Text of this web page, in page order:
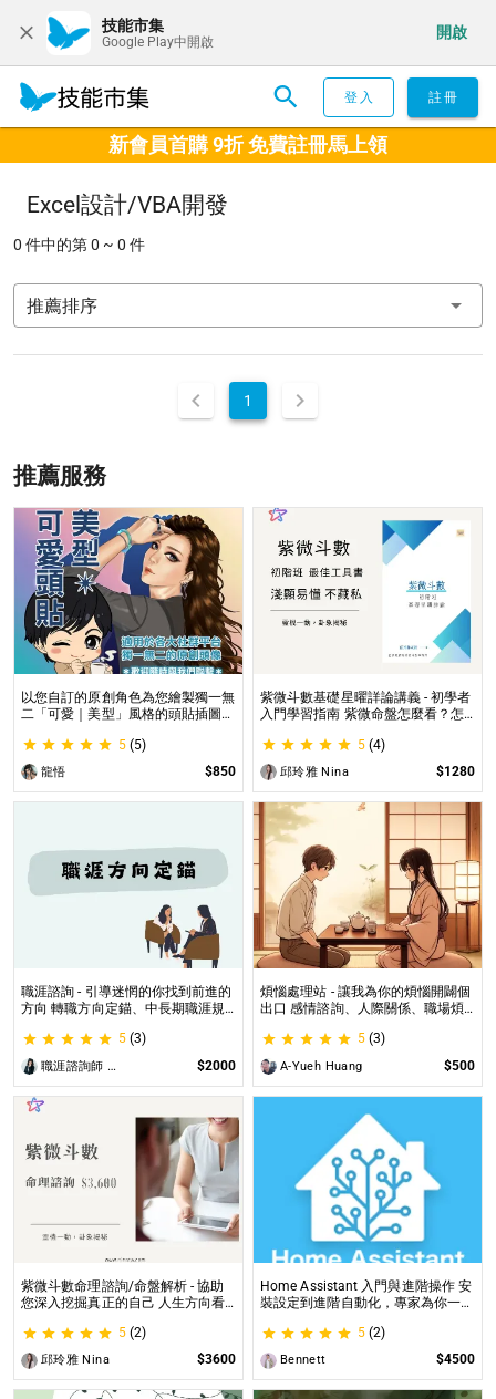
技能市集
Google Play中開啟
開啟
登入 註冊
新會員首購 9折 免費註冊馬上領
Excel設計/VBA開發
0 件中的第 0 ~ 0 件
推薦排序
1
推薦服務
以您自訂的原創角色為您繪製獨一無
二「可愛｜美型」風格的頭貼插圖！
情」和「動作」的理想頭貼！
5 (5)
龍悟 $850
紫微斗數基礎星曜詳論講義 - 初學者
入門學習指南 紫微命盤怎麼看？怎
工具書，淺顯易懂不藏私！
5 (4)
邱玲雅 Nina $1280
職涯諮詢 - 引導迷惘的你找到前進的
方向 轉職方向定錨、中長期職涯規
5 (3)
職涯諮詢師 阿紫 $2000
煩惱處理站 - 讓我為你的煩惱開闢個
出口 感情諮詢、人際關係、職場煩
5 (3)
A-Yueh Huang $500
紫微斗數命理諮詢/命盤解析 - 協助
您深入挖掘真正的自己 人生方向看
璀璨一生
5 (2)
邱玲雅 Nina $3600
Home Assistant 入門與進階操作 安
裝設定到進階自動化，專家為你一對
5 (2)
Bennett $4500